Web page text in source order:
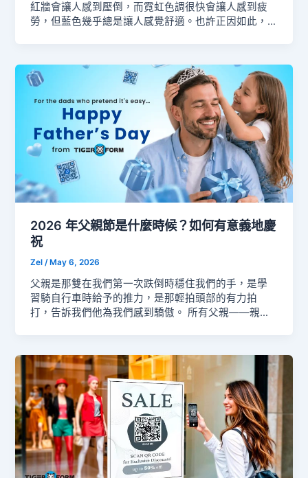
紅牆會讓人感到壓倒，而霓虹色調很快會讓人感到疲
勞，但藍色幾乎總是讓人感覺舒適。也許正因如此，
意，藍色卻不需要。它自然地脫穎而出卻不顯嘈雜。
接著，它可以感覺豐富、大膽且強大，這正是它與其
他大多數顏色不同之處。以下是一些關於藍色的有趣
事實、藍色的心理學、藍色的各種色調及其代表意
義、最佳的藍色配色等。 藍色的迷人歷史事實 藍色背
後的心理學 藍色是人們天生會產生聯想的顏色之一。
也許正因如此，藍色常讓人感到平靜，甚至不需要刻
意去感受。 想想藍色在不同情境下的感受。一間柔和
的淡藍色房間會立刻讓人感到放鬆通透。深海軍藍的
西裝則顯得自信且專業。明亮的電藍感覺現代且充滿
不同會徹底改變情緒。 藍色也是人們最信任的顏色之
一。這也是為何眾多品牌、應用程式、表單建構器、
靠、潔淨、穩定的感受。它不會大聲喧哗，但仍能脫
穎而出。當人們在標誌或網站上看到藍色時，往往會
在不自覺中產生舒適感。 然而，藍色也有柔和的情感
面向。當我們感到悲傷或情緒低落時，會說「感到
是，藍色並不是人們常與食物聯想的顏色。自然界的
藍色食物非常少見，藍色盤子或亮藍色食物有時會抑
制食慾，而不是增加。這與紅色或橙色等通常讓人感
到溫暖、充滿活力的顏色大不相同。 不同藍色調及其
意義 類別 藍色色調 含義與常見聯想 淺色藍調 寶藍 柔
軟、純真、平靜與舒適 粉藍 優雅、含蓄與精緻 天空藍
2026 年父親節是什麼時候？如何有意義地慶
祝
Zel/May 6, 2026
父親是那雙在我們第一次跌倒時穩住我們的手，是學
習騎自行車時給予的推力，是那輕拍頭部的有力拍
打，告訴我們他為我們感到驕傲。 所有父親——親
格外重要。2026 年父親節在 6 月 21 日——正好落在
星期日，讓全家人可以整天一起慶祝爸爸。 除了日期
與情感，以下是你需要知道的所有慶祝資訊。本文將
探討父親節的歷史與事實、全球各地的變化，以及 10
種有意義的慶祝方式，並介紹使用 QR 代碼表單快速測
驗的作法。 什麼是父親節？ 直接的答案：父親節是一
個日曆上的活動，是一年一度表揚父親的慶典。 但從
更深層的意義來說，這天承載許多意涵。對於繼父、
祖父、叔叔、導師以及所有在我們生命中扮演父親角